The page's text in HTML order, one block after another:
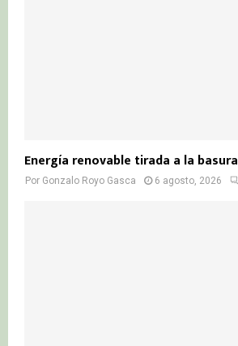
Energía renovable tirada a la basura
Por Gonzalo Royo Gasca 6 agosto, 2026